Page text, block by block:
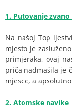
1. Putovanje zvano
Na našoj Top
mjesto je
primjeraka, ovaj
priča nadmašila je
mjesec, a
2. Atomske navike